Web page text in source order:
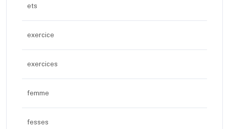
ets
exercice
exercices
femme
fesses